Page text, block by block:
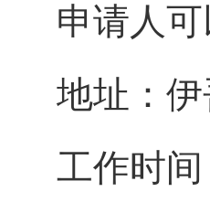
申请人
地址：
工作时